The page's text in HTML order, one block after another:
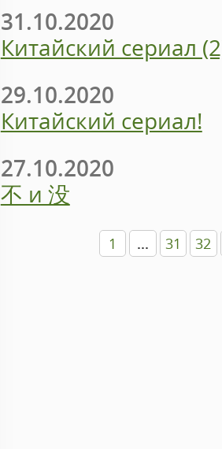
31.10.2020
Китайский сериал
29.10.2020
Китайский сериал!
27.10.2020
不 и 没
1 ... 31 32